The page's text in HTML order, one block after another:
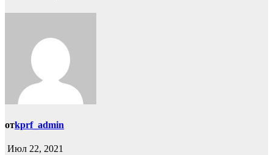
отkprf_admin
Июл 22, 2021